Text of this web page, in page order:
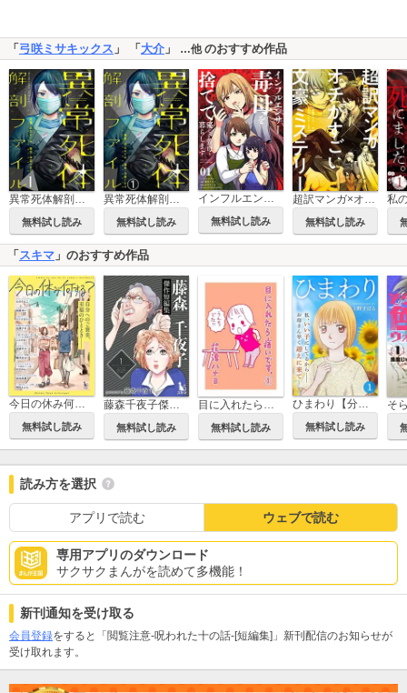
「 弓咲ミサキックス 」 「 大介 」 …他のおすすめ作品
異常死体解剖ファイル
無料試し読み
異常死体解剖ファイル（分冊版）
無料試し読み
インフルエンサー毒母を捨てて優しい義母と暮らします【単話】
無料試し読み
超訳マンガ×オチがすごい文豪ミステリー
無料試し読み
「 スキマ 」のおすすめ作品
今日の休み何する？[短編集]
無料試し読み
藤森千夜子傑作短編集
無料試し読み
目に入れたら痛いです。
無料試し読み
ひまわり【分冊版】
無料試し読み
読み方を選択
アプリで読む ウェブで読む
専用アプリのダウンロード
サクサクまんがを読めて多機能！
新刊通知を受け取る
会員登録をすると「閲覧注意-呪われた十の話-[短編集]」新刊配信のお知らせが
受け取れます。